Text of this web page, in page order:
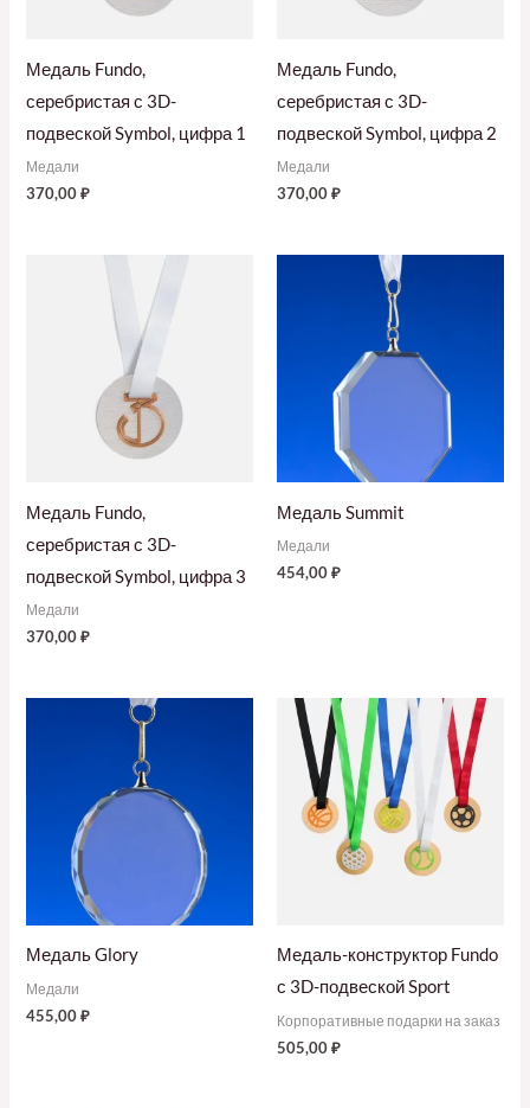
Медаль Fundo,
серебристая с 3D-
подвеской Symbol, цифра 1
Медали
370,00₽
Медаль Fundo,
серебристая с 3D-
подвеской Symbol, цифра 2
Медали
370,00₽
Медаль Fundo,
серебристая с 3D-
подвеской Symbol, цифра 3
Медали
370,00₽
Медаль Summit
Медали
454,00₽
Медаль Glory
Медали
455,00₽
Медаль-конструктор Fundo
с 3D-подвеской Sport
Корпоративные подарки на заказ
505,00₽